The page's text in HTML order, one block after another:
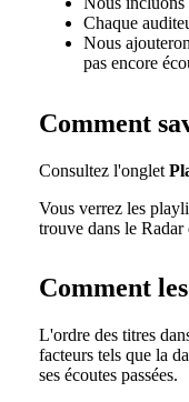
Chaque
Nous
pas encore
Comment
Consultez l'onglet
Vous verrez les
trouve dans le
Comment
L'ordre des titres
facteurs tels que la
ses écoutes passées.